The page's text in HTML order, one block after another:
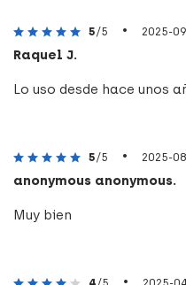
5/5 • 2025-
Raquel J.
Lo uso desde hace unos
5/5 • 2025-
anonymous anonymous.
Muy bien
•